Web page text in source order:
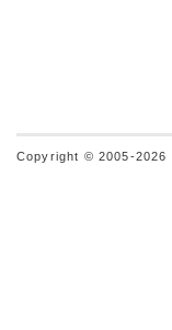
Copyright © 2005-2026